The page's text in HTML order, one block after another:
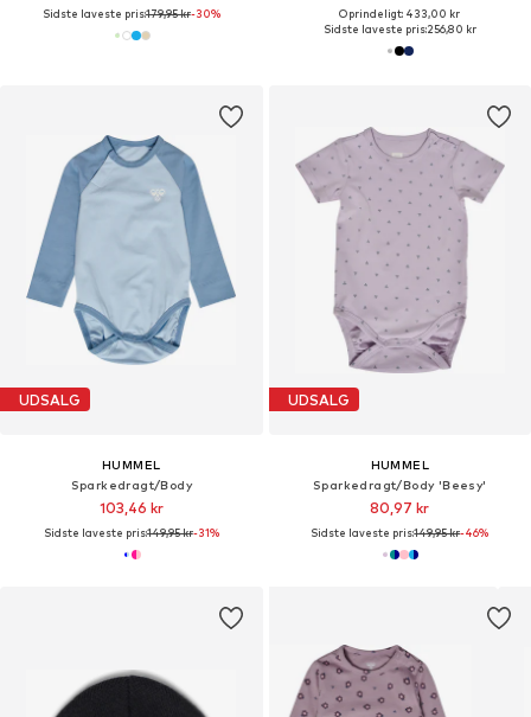
Sidste laveste pris:179,95 kr-30%
Oprindeligt: 433,00 kr
Sidste laveste pris:256,80 kr
UDSALG
HUMMEL
Sparkedragt/Body
103,46 kr
Sidste laveste pris:149,95 kr-31%
UDSALG
HUMMEL
Sparkedragt/Body 'Beesy'
80,97 kr
Sidste laveste pris:149,95 kr-46%